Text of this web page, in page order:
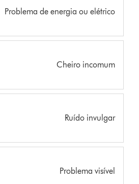
Problema de energia ou elétrico
Cheiro incomum
Ruído invulgar
Problema visível